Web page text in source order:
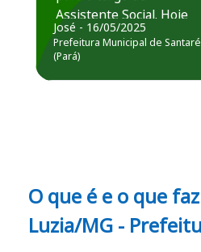
Assistente Social. Hoje
estou atuando na
Prefeitura de Santarém.
José - 16/05/2025
Prefeitura Municipal de
(Pará)
O que é e o que
Luzia/MG -